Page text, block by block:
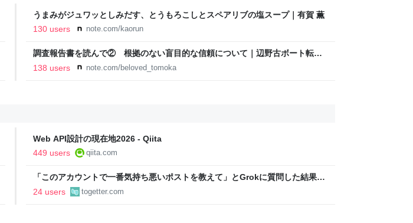
うまみがジュワッとしみだす、とうもろこしとスペアリブの塩スープ｜有賀 薫
130 users
note.com/kaorun
調査報告書を読んで② 根拠のない盲目的な信頼について｜辺野古ボート転覆
事故遺族メモ
138 users note.com/beloved_tomoka
Web API設計の現在地2026 - Qiita
449 users
qiita.com
「このアカウントで一番気持ち悪いポストを教えて」とGrokに質問した結果、
正論で盛大なカウンターを食らった話→「返事がヤバい」「AIの反乱か？」
「お前感情あるだろ」の声も
24 users togetter.com